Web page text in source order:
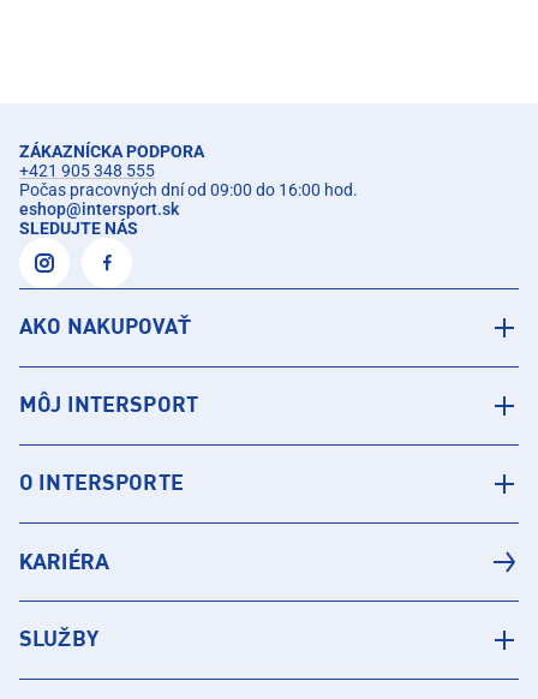
ZÁKAZNÍCKA PODPORA
+421 905 348 555
Počas pracovných dní od 09:00 do 16:00 hod.
eshop@intersport.sk
SLEDUJTE NÁS
AKO NAKUPOVAŤ
MÔJ INTERSPORT
O INTERSPORTE
KARIÉRA
SLUŽBY